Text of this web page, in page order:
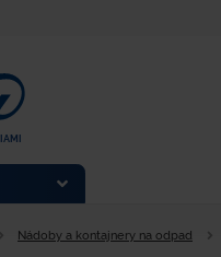
Nádoby a kontajnery na odpad